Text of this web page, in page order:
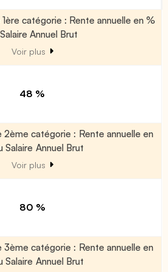
catégorie : Rente annuelle en %
Annuel Brut
Voir plus
48 %
2ème catégorie : Rente annuelle en
Salaire Annuel Brut
Voir plus
80 %
3ème catégorie : Rente annuelle en
Salaire Annuel Brut